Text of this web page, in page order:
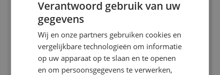
Verantwoord gebruik van uw
gegevens
Wij en onze partners gebruiken cookies en
vergelijkbare technologieën om informatie
op uw apparaat op te slaan en te openen
en om persoonsgegevens te verwerken,